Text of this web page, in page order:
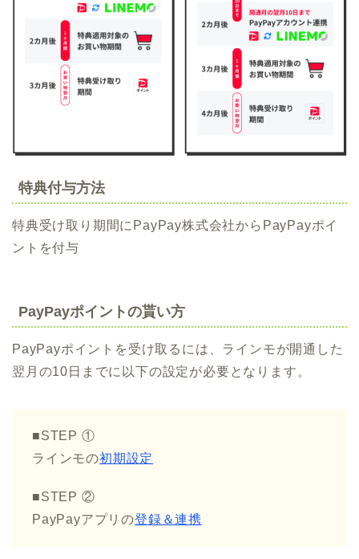
特典付与方法
特典受け取り期間にPayPay株式会社からPayPayポイ
ントを付与
PayPayポイントの貰い方
PayPayポイントを受け取るには、ラインモが開通した
翌月の10日までに以下の設定が必要となります。
■STEP ①
ラインモの初期設定
■STEP ②
PayPayアプリの登録＆連携